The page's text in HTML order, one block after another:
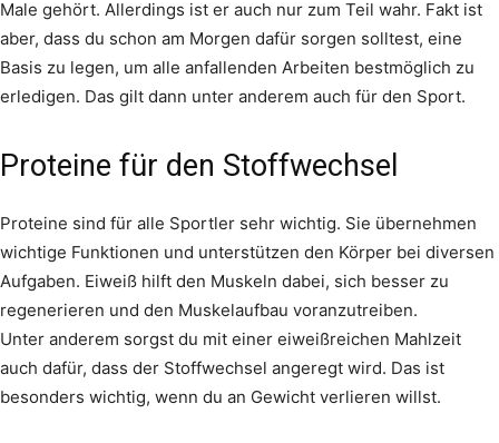
Male gehört. Allerdings ist er auch nur zum Teil wahr. Fakt ist
aber, dass du schon am Morgen dafür sorgen solltest, eine
Basis zu legen, um alle anfallenden Arbeiten bestmöglich zu
erledigen. Das gilt dann unter anderem auch für den Sport.
Proteine für den Stoffwechsel
Proteine sind für alle Sportler sehr wichtig. Sie übernehmen
wichtige Funktionen und unterstützen den Körper bei diversen
Aufgaben. Eiweiß hilft den Muskeln dabei, sich besser zu
regenerieren und den Muskelaufbau voranzutreiben.
Unter anderem sorgst du mit einer eiweißreichen Mahlzeit
auch dafür, dass der Stoffwechsel angeregt wird. Das ist
besonders wichtig, wenn du an Gewicht verlieren willst.